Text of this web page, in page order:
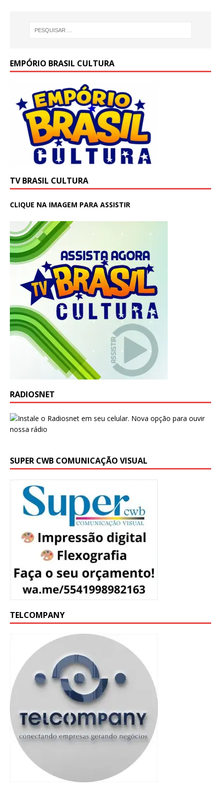
EMPÓRIO BRASIL CULTURA
TV BRASIL CULTURA
CLIQUE NA IMAGEM PARA ASSISTIR
RADIOSNET
SUPER CWB COMUNICAÇÃO VISUAL
TELCOMPANY